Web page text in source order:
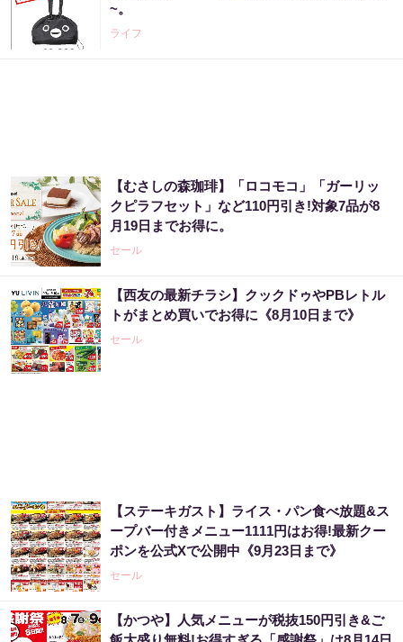
~。
ライフ
【むさしの森珈琲】「ロコモコ」「ガーリッ
クピラフセット」など110円引き!対象7品が8
月19日までお得に。
セール
【西友の最新チラシ】クックドゥやPBレトル
トがまとめ買いでお得に《8月10日まで》
セール
【ステーキガスト】ライス・パン食べ放題&ス
ープバー付きメニュー1111円はお得!最新クー
ポンを公式Xで公開中《9月23日まで》
セール
【かつや】人気メニューが税抜150円引き&ご